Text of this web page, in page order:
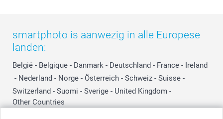
smartphoto is aanwezig in alle Europese
landen:
België - Belgique - Danmark - Deutschland - France - Ireland
- Nederland - Norge - Österreich - Schweiz - Suisse -
Switzerland - Suomi - Sverige - United Kingdom -
Other Countries